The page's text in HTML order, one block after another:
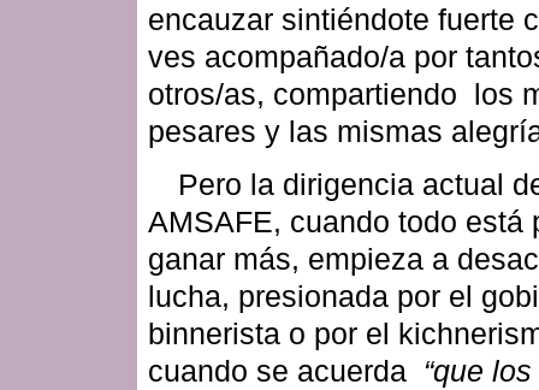
encauzar sintiéndote fuerte
ves acompañado/a por
otros/as, compartiendo los
pesares y las mismas
Pero la dirigencia actual
AMSAFE, cuando todo está
ganar más, empieza a
lucha, presionada por el
binnerista o por el
cuando se acuerda “que